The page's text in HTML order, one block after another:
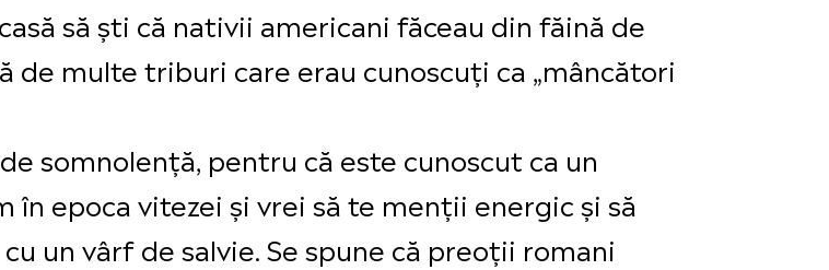
să ști că nativii americani făceau din făină de
de multe triburi care erau cunoscuți ca „mâncători
somnolență, pentru că este cunoscut ca un
epoca vitezei și vrei să te menții energic și să
un vârf de salvie. Se spune că preoții romani